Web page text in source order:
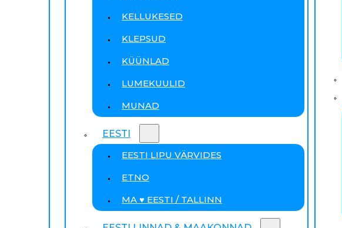
KELLUKESED
KLEPSUD
KÜÜNLAD
LUMEKUULID
MUNAD
EESTI
EESTI LIPU VÄRVIDES
ETNO
MA ♥ EESTI / TALLINN